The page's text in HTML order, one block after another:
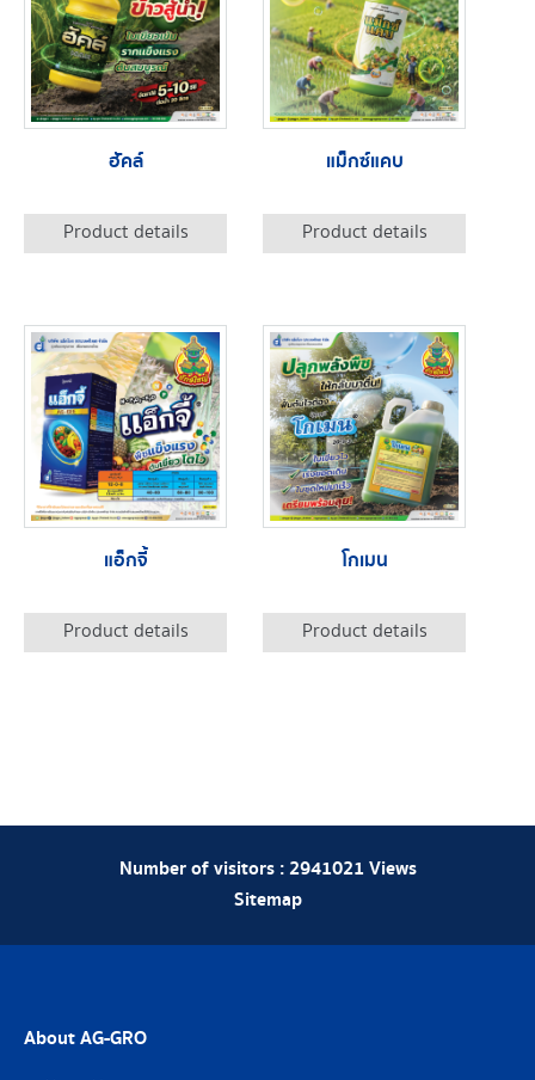
ฮัคล์
Product details
แม็กซ์แคบ
Product details
แอ็กจี้
Product details
โกเมน
Product details
Number of visitors :2941021 Views
Sitemap
About AG-GRO